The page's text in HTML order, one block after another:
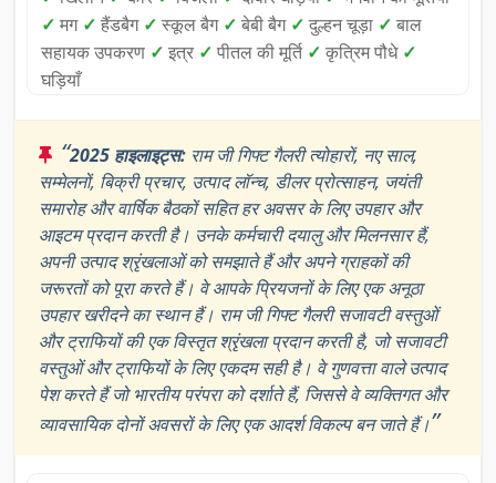
✓ मग ✓ हैंडबैग ✓ स्कूल बैग ✓ बेबी बैग ✓ दुल्हन चूड़ा ✓ बाल
सहायक उपकरण ✓ इत्र ✓ पीतल की मूर्ति ✓ कृत्रिम पौधे ✓
घड़ियाँ
“2025 हाइलाइट्स: राम जी गिफ्ट गैलरी त्योहारों, नए साल,
सम्मेलनों, बिक्री प्रचार, उत्पाद लॉन्च, डीलर प्रोत्साहन, जयंती
समारोह और वार्षिक बैठकों सहित हर अवसर के लिए उपहार और
आइटम प्रदान करती है। उनके कर्मचारी दयालु और मिलनसार हैं,
अपनी उत्पाद श्रृंखलाओं को समझाते हैं और अपने ग्राहकों की
जरूरतों को पूरा करते हैं। वे आपके प्रियजनों के लिए एक अनूठा
उपहार खरीदने का स्थान हैं। राम जी गिफ्ट गैलरी सजावटी वस्तुओं
और ट्राफियों की एक विस्तृत श्रृंखला प्रदान करती है, जो सजावटी
वस्तुओं और ट्राफियों के लिए एकदम सही है। वे गुणवत्ता वाले उत्पाद
पेश करते हैं जो भारतीय परंपरा को दर्शाते हैं, जिससे वे व्यक्तिगत और
व्यावसायिक दोनों अवसरों के लिए एक आदर्श विकल्प बन जाते हैं।”